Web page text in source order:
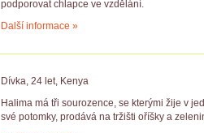
podporovat chlapce ve vzdělání.
Další informace »
Dívka, 24 let, Kenya
Halima má tři sourozence, se kterými žije v
své potomky, prodává na tržišti oříšky a